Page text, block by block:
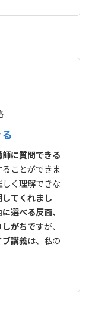
に質問できる
ことができま
く理解できな
てくれまし
選べる反面、
がちですが、
講義は、私の